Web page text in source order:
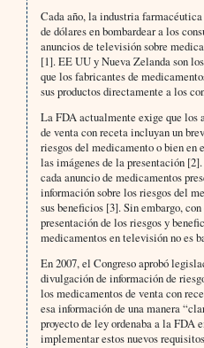
Cada año, la industria
de dólares en bombardear a los
anuncios de televisión sobre
[1]. EE UU y Nueva Zelanda son
que los fabricantes de
sus productos directamente a los
La FDA actualmente exige que los
de venta con receta incluyan un
riesgos del medicamento o bien en
las imágenes de la presentación
cada anuncio de medicamentos
información sobre los riesgos del
sus beneficios [3]. Sin embargo,
presentación de los riesgos y
medicamentos en televisión no es
En 2007, el Congreso aprobó
divulgación de información de
los medicamentos de venta con
esa información de una manera
proyecto de ley ordenaba a la FDA
implementar estos nuevos